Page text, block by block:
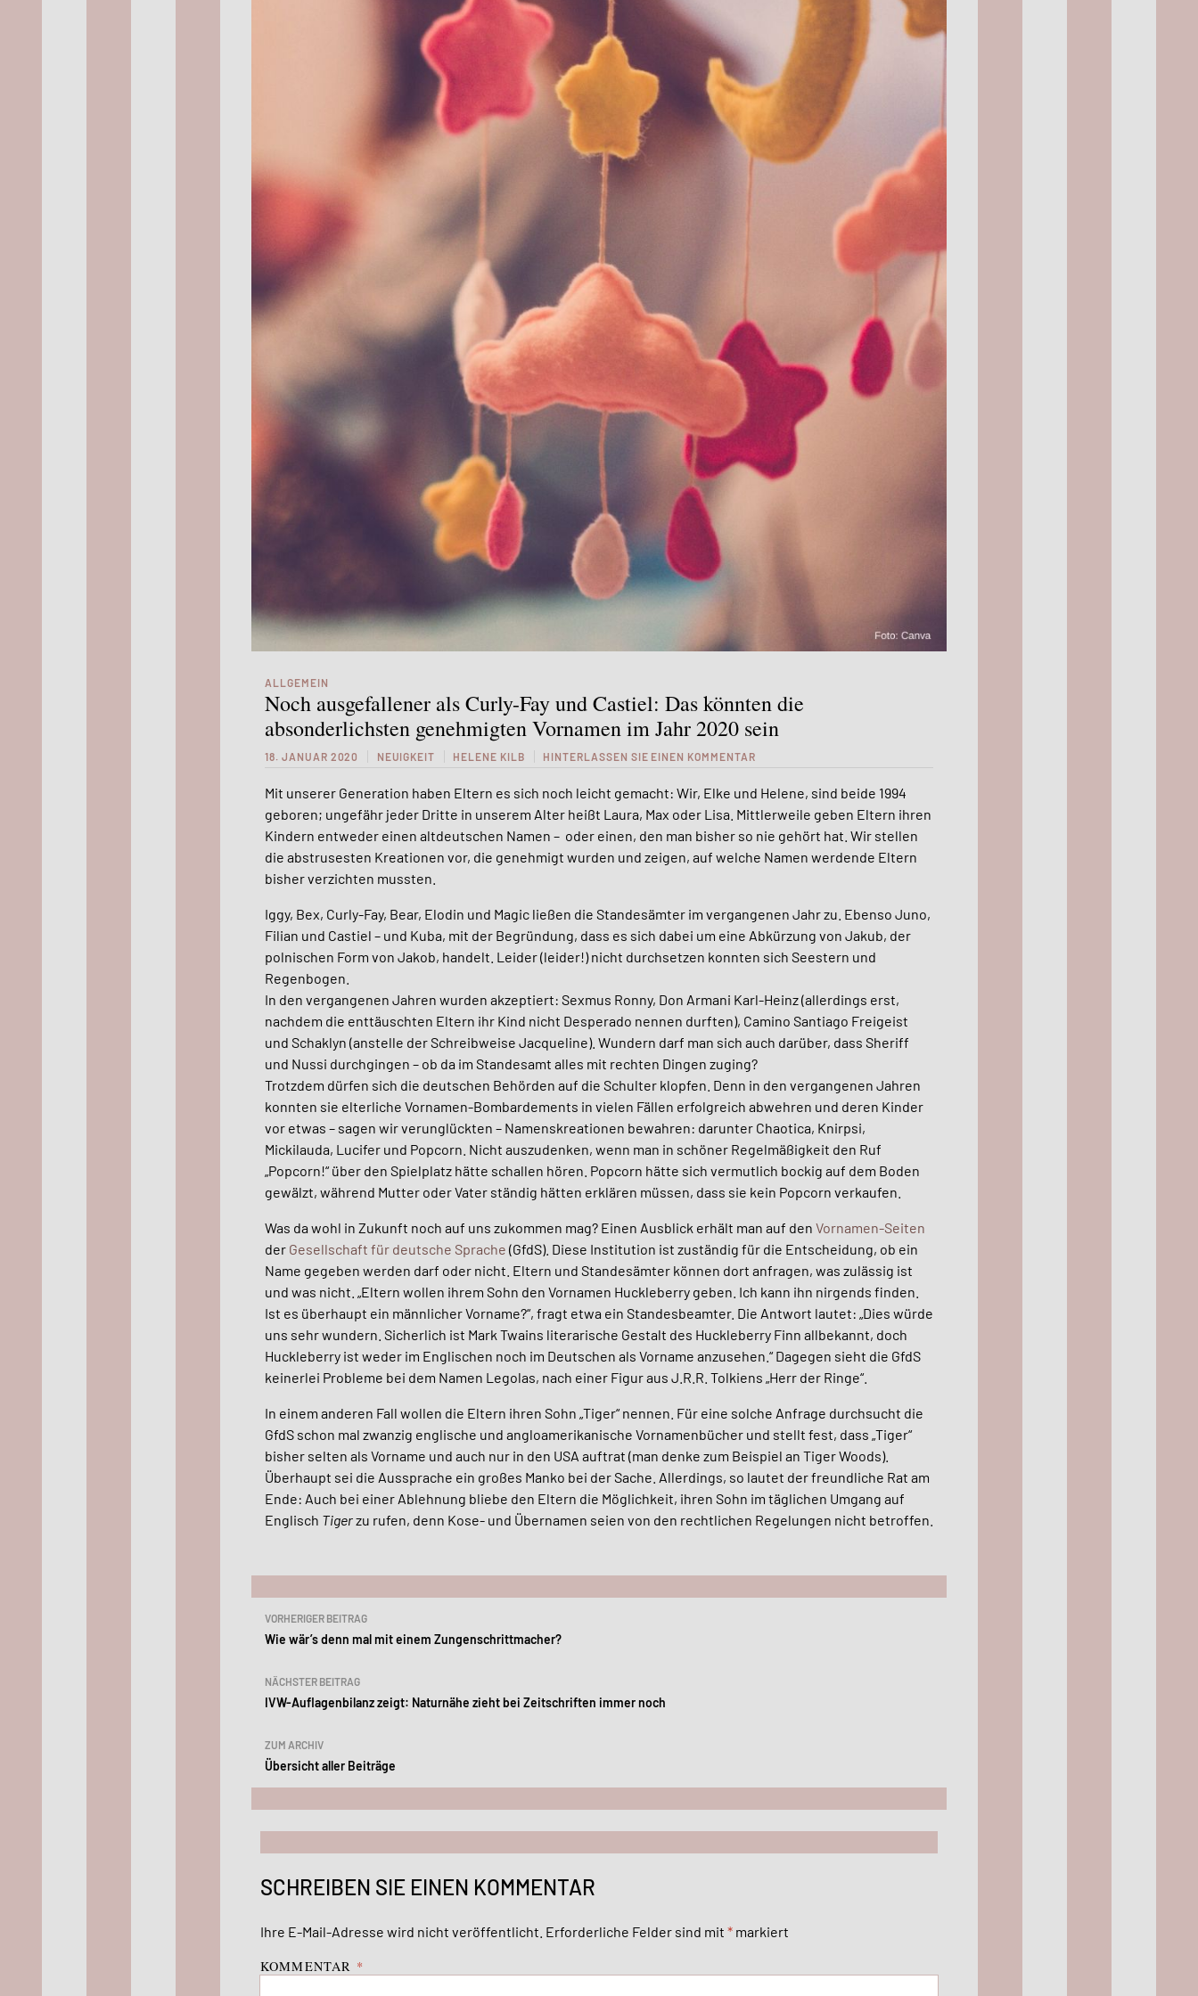
ALLGEMEIN
Noch ausgefallener als Curly-Fay und Castiel: Das könnten die
absonderlichsten genehmigten Vornamen im Jahr 2020 sein
18. JANUAR 2020 NEUIGKEIT HELENE KILB HINTERLASSEN SIE EINEN KOMMENTAR
Mit unserer Generation haben Eltern es sich noch leicht gemacht: Wir, Elke und Helene, sind beide 1994
geboren; ungefähr jeder Dritte in unserem Alter heißt Laura, Max oder Lisa. Mittlerweile geben Eltern ihren
Kindern entweder einen altdeutschen Namen – oder einen, den man bisher so nie gehört hat. Wir stellen
die abstrusesten Kreationen vor, die genehmigt wurden und zeigen, auf welche Namen werdende Eltern
bisher verzichten mussten.
Iggy, Bex, Curly-Fay, Bear, Elodin und Magic ließen die Standesämter im vergangenen Jahr zu. Ebenso Juno,
Filian und Castiel – und Kuba, mit der Begründung, dass es sich dabei um eine Abkürzung von Jakub, der
polnischen Form von Jakob, handelt. Leider (leider!) nicht durchsetzen konnten sich Seestern und
Regenbogen.
In den vergangenen Jahren wurden akzeptiert: Sexmus Ronny, Don Armani Karl-Heinz (allerdings erst,
nachdem die enttäuschten Eltern ihr Kind nicht Desperado nennen durften), Camino Santiago Freigeist
und Schaklyn (anstelle der Schreibweise Jacqueline). Wundern darf man sich auch darüber, dass Sheriff
und Nussi durchgingen – ob da im Standesamt alles mit rechten Dingen zuging?
Trotzdem dürfen sich die deutschen Behörden auf die Schulter klopfen. Denn in den vergangenen Jahren
konnten sie elterliche Vornamen-Bombardements in vielen Fällen erfolgreich abwehren und deren Kinder
vor etwas – sagen wir verunglückten – Namenskreationen bewahren: darunter Chaotica, Knirpsi,
Mickilauda, Lucifer und Popcorn. Nicht auszudenken, wenn man in schöner Regelmäßigkeit den Ruf
„Popcorn!“ über den Spielplatz hätte schallen hören. Popcorn hätte sich vermutlich bockig auf dem Boden
gewälzt, während Mutter oder Vater ständig hätten erklären müssen, dass sie kein Popcorn verkaufen.
Was da wohl in Zukunft noch auf uns zukommen mag? Einen Ausblick erhält man auf den Vornamen-Seiten
der Gesellschaft für deutsche Sprache (GfdS). Diese Institution ist zuständig für die Entscheidung, ob ein
Name gegeben werden darf oder nicht. Eltern und Standesämter können dort anfragen, was zulässig ist
und was nicht. „Eltern wollen ihrem Sohn den Vornamen Huckleberry geben. Ich kann ihn nirgends finden.
Ist es überhaupt ein männlicher Vorname?“, fragt etwa ein Standesbeamter. Die Antwort lautet: „Dies würde
uns sehr wundern. Sicherlich ist Mark Twains literarische Gestalt des Huckleberry Finn allbekannt, doch
Huckleberry ist weder im Englischen noch im Deutschen als Vorname anzusehen.“ Dagegen sieht die GfdS
keinerlei Probleme bei dem Namen Legolas, nach einer Figur aus J.R.R. Tolkiens „Herr der Ringe“.
In einem anderen Fall wollen die Eltern ihren Sohn „Tiger“ nennen. Für eine solche Anfrage durchsucht die
GfdS schon mal zwanzig englische und angloamerikanische Vornamenbücher und stellt fest, dass „Tiger“
bisher selten als Vorname und auch nur in den USA auftrat (man denke zum Beispiel an Tiger Woods).
Überhaupt sei die Aussprache ein großes Manko bei der Sache. Allerdings, so lautet der freundliche Rat am
Ende: Auch bei einer Ablehnung bliebe den Eltern die Möglichkeit, ihren Sohn im täglichen Umgang auf
Englisch Tigerzu rufen, denn Kose- und Übernamen seien von den rechtlichen Regelungen nicht betroffen.
Beitragsnavigation
VORHERIGER BEITRAG
Wie wär’s denn mal mit einem Zungenschrittmacher?
NÄCHSTER BEITRAG
IVW-Auflagenbilanz zeigt: Naturnähe zieht bei Zeitschriften immer noch
ZUM ARCHIV
Übersicht aller Beiträge
SCHREIBEN SIE EINEN KOMMENTAR
Ihre E-Mail-Adresse wird nicht veröffentlicht. Erforderliche Felder sind mit * markiert
KOMMENTAR *